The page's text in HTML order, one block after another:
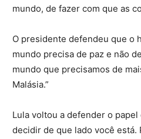
mundo, de fazer com que as
O presidente defendeu que o
mundo precisa de paz e não
mundo que precisamos de
Malásia.”
Lula voltou a defender o
decidir de que lado você está.